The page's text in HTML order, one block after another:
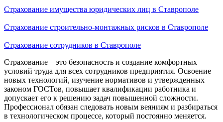
Страхование имущества юридических лиц в Ставрополе
Страхование строительно-монтажных рисков в Ставрополе
Страхование сотрудников в Ставрополе
Страхование – это безопасность и создание комфортных
условий труда для всех сотрудников предприятия. Освоение
новых технологий, изучение нормативов и утвержденных
законом ГОСТов, повышает квалификации работника и
допускает его к решению задач повышенной сложности.
Профессионал обязан следовать новым веяниям и разбираться
в технологическом процессе, который постоянно меняется.